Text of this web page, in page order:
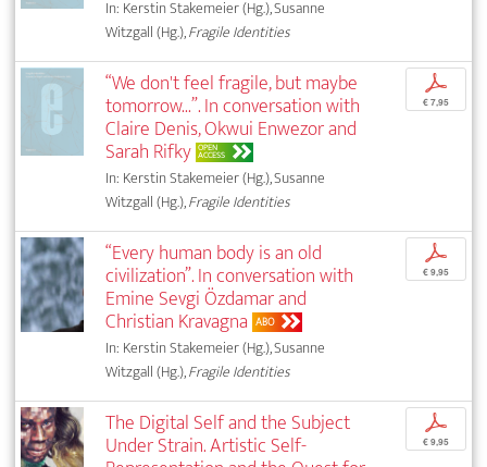
In: Kerstin Stakemeier (Hg.), Susanne
Witzgall (Hg.),Fragile Identities
“We don't feel fragile, but maybe
tomorrow...”. In conversation with
Claire Denis, Okwui Enwezor and
Sarah Rifky OPEN
ACCESS
In: Kerstin Stakemeier (Hg.), Susanne
Witzgall (Hg.),Fragile Identities
p
€ 7,95
“Every human body is an old
civilization”. In conversation with
Emine Sevgi Özdamar and
Christian Kravagna ABO
In: Kerstin Stakemeier (Hg.), Susanne
Witzgall (Hg.),Fragile Identities
p
€ 9,95
The Digital Self and the Subject
Under Strain. Artistic Self-
p
€ 9,95